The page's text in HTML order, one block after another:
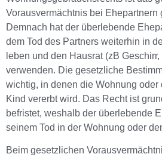
Vorausvermächtnis bei Ehepartnern
Demnach hat der überlebende
dem Tod des Partners weiterhin in
leben und den Hausrat (zB
verwenden. Die gesetzliche
wichtig, in denen die Wohnung oder
Kind vererbt wird. Das Recht ist
befristet, weshalb der überlebende
seinem Tod in der Wohnung oder
Beim gesetzlichen